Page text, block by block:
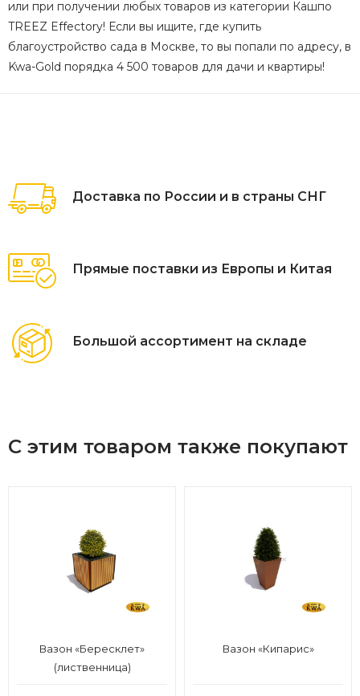
или при получении любых товаров из категории Кашпо
TREEZ Effectory! Если вы ищите, где купить
благоустройство сада в Москве, то вы попали по адресу, в
Kwa-Gold порядка 4 500 товаров для дачи и квартиры!
Доставка по России и в страны СНГ
Прямые поставки из Европы и Китая
Большой ассортимент на складе
С этим товаром также покупают
Вазон «Бересклет»
(лиственница)
Вазон «Кипарис»